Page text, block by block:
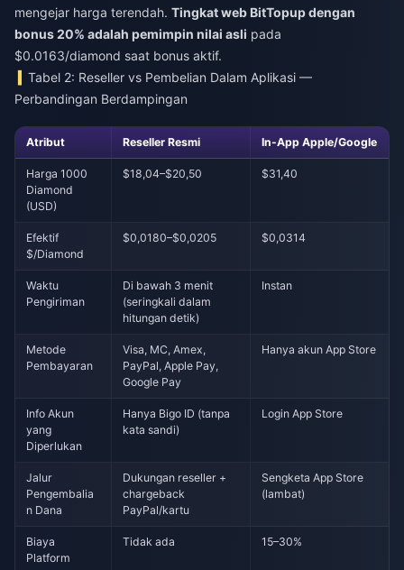
mengejar harga terendah. Tingkat web BitTopup dengan
bonus 20% adalah pemimpin nilai asli pada
$0.0163/diamond saat bonus aktif.
Tabel 2: Reseller vs Pembelian Dalam Aplikasi —
Perbandingan Berdampingan
Atribut Reseller Resmi In-App Apple/Google
Harga 1000
Diamond
(USD)
$18,04–$20,50 $31,40
Efektif
$/Diamond
$0,0180–$0,0205 $0,0314
Waktu
Pengiriman
Di bawah 3 menit
(seringkali dalam
hitungan detik)
Instan
Metode
Pembayaran
Visa, MC, Amex,
PayPal, Apple Pay,
Google Pay
Hanya akun App Store
Info Akun
yang
Diperlukan
Hanya Bigo ID (tanpa
kata sandi)
Login App Store
Jalur
Pengembalia
n Dana
Dukungan reseller +
chargeback
PayPal/kartu
Sengketa App Store
(lambat)
Biaya
Platform
Tidak ada 15–30%